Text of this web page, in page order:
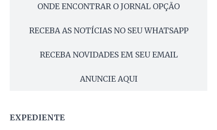
ONDE ENCONTRAR O JORNAL OPÇÃO
RECEBA AS NOTÍCIAS NO SEU WHATSAPP
RECEBA NOVIDADES EM SEU EMAIL
ANUNCIE AQUI
EXPEDIENTE